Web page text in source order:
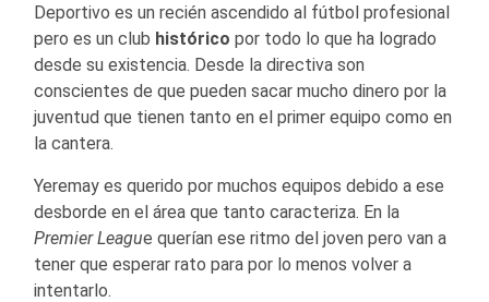
Deportivo es un recién ascendido al fútbol profesional
pero es un club histórico por todo lo que ha logrado
desde su existencia. Desde la directiva son
conscientes de que pueden sacar mucho dinero por la
juventud que tienen tanto en el primer equipo como en
la cantera.
Yeremay es querido por muchos equipos debido a ese
desborde en el área que tanto caracteriza. En la
Premier League querían ese ritmo del joven pero van a
tener que esperar rato para por lo menos volver a
intentarlo.